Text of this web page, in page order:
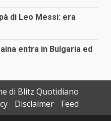
di Leo Messi: era
entra in Bulgaria ed
di Blitz Quotidiano
Disclaimer
Feed